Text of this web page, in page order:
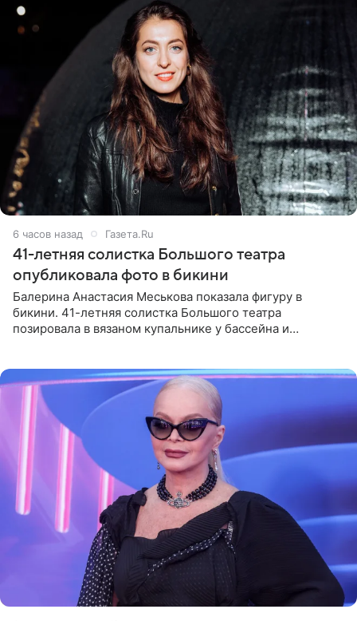
6 часов назад Газета.Ru
41-летняя солистка Большого театра
опубликовала фото в бикини
Балерина Анастасия Меськова показала фигуру в
бикини. 41-летняя солистка Большого театра
позировала в вязаном купальнике у бассейна и